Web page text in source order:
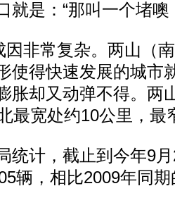
就是：“那叫一个堵噢
非常复杂。两山（
使得快速发展的城市
胀却又动弹不得。两
最宽处约10公里，最
计，截止到今年9月
辆，相比2009年同